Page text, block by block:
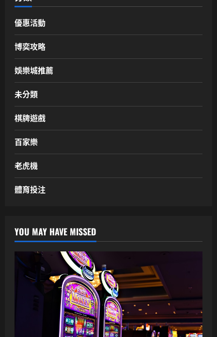
優惠活動
博奕攻略
娛樂城推薦
未分類
棋牌遊戲
百家樂
老虎機
體育投注
YOU MAY HAVE MISSED